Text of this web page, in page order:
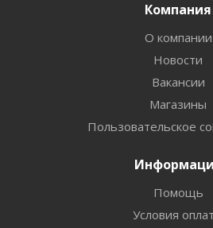
Компания
О компании
Новости
Вакансии
Магазины
Пользовательское
Помощь
Условия